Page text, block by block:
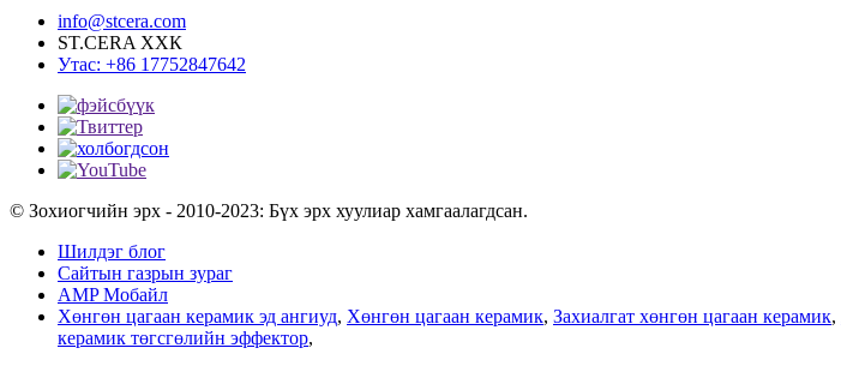
info@stcera.com
ST.CERA ХХК
Утас: +86 17752847642
© Зохиогчийн эрх - 2010-2023: Бүх эрх хуулиар хамгаалагдсан.
Шилдэг блог
Сайтын газрын зураг
AMP Мобайл
Хөнгөн цагаан керамик эд ангиуд, Хөнгөн цагаан керамик, Захиалгат хөнгөн цагаан керамик,
керамик төгсгөлийн эффектор,